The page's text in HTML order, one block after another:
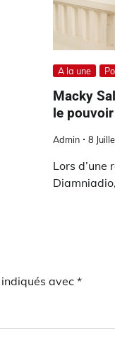
A la une
Macky
le pouvoir
Admin 8
Lors d’une
avec *